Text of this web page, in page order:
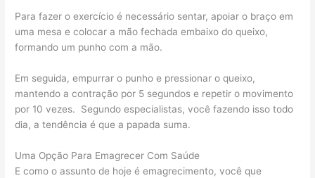
Para fazer o exercício é necessário sentar, apoiar o braço em
uma mesa e colocar a mão fechada embaixo do queixo,
formando um punho com a mão.
Em seguida, empurrar o punho e pressionar o queixo,
mantendo a contração por 5 segundos e repetir o movimento
por 10 vezes. Segundo especialistas, você fazendo isso todo
dia, a tendência é que a papada suma.
Uma Opção Para Emagrecer Com Saúde
E como o assunto de hoje é emagrecimento, você que